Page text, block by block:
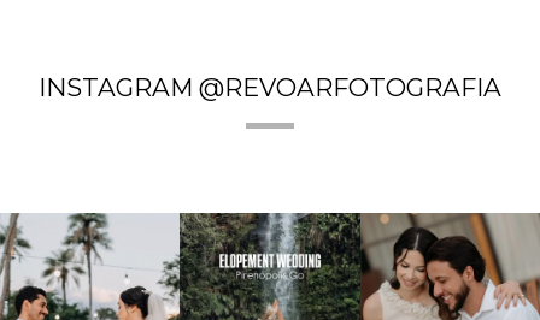
INSTAGRAM @REVOARFOTOGRAFIA